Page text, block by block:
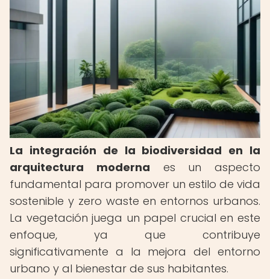
La integración de la biodiversidad en la
arquitectura moderna es un aspecto
fundamental para promover un estilo de vida
sostenible y zero waste en entornos urbanos.
La vegetación juega un papel crucial en este
enfoque, ya que contribuye
significativamente a la mejora del entorno
urbano y al bienestar de sus habitantes.